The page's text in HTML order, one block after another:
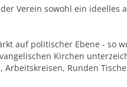
Verein sowohl ein ideelles
auf politischer Ebene - so
Kirchen
Runden